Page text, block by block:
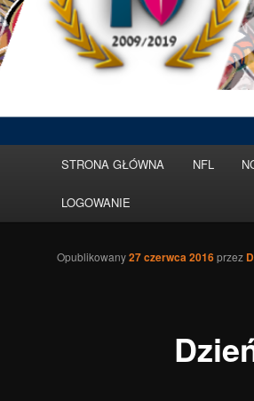
Przeskocz
do
tekstu
STRONA GŁÓWNA NFL
LOGOWANIE
Opublikowany27 czerwca 2016przez